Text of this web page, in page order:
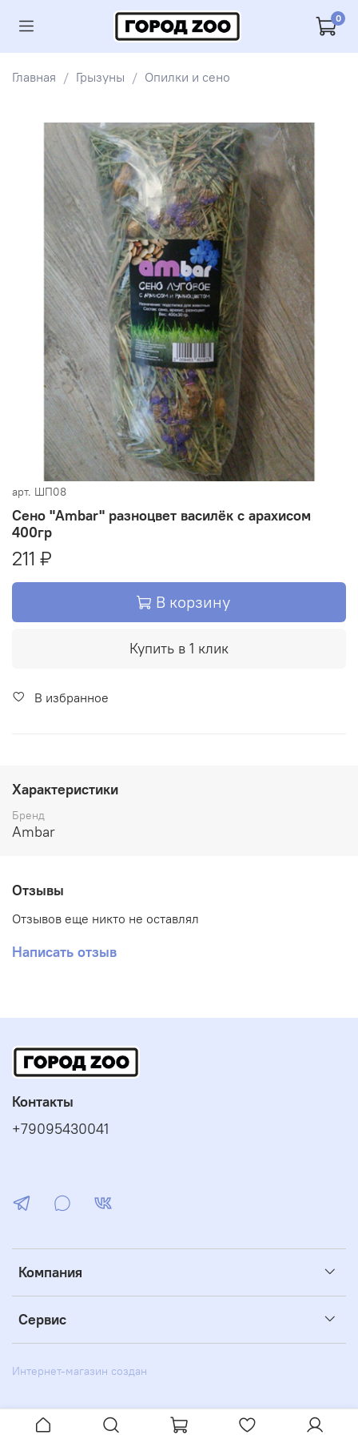
0
Главная Грызуны Опилки и сено
арт. ШП08
Сено "Ambar" разноцвет василёк с арахисом
400гр
211 ₽
В корзину
Купить в 1 клик
В избранное
Характеристики
Бренд
Ambar
Отзывы
Отзывов еще никто не оставлял
Написать отзыв
Компания
Сервис
Контакты
+79095430041
Интернет-магазин создан